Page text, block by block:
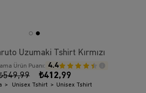
Uzumaki Tshirt Kırmızı
Ürün Puanı: 4.4
₺412,99
Unisex Tshirt Unisex Tshirt